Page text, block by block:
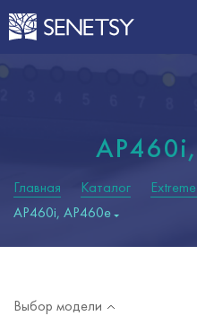
Главная Каталог
AP460i, AP460e
Выбор модели